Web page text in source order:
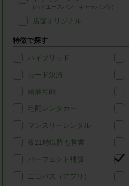
(ハイエースバン・キャラバン等)
店舗オリジナル
特徴で探す
ハイブリッド
カード決済
給油可能
宅配レンタカー
マンスリーレンタル
夜21時以降も営業
パーフェクト補償
ニコパス（アプリ）